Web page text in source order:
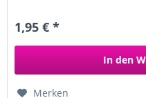
1,95 € *
In den
Merken